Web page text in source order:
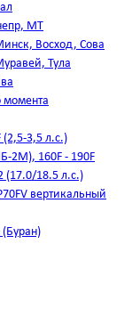
МТ
Восход, Сова
Тула
момента
(2,5-3,5 л.с.)
2М), 160F - 190F
(17.0/18.5 л.с.)
вертикальный
(Буран)